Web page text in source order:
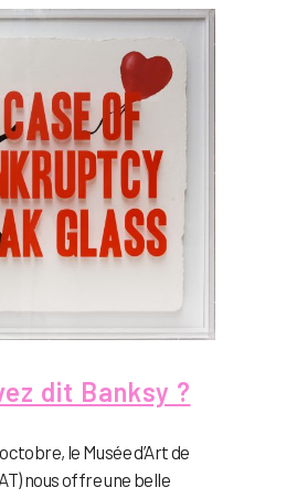
dit Banksy ?
le Musée d’Art de
nous offre une belle